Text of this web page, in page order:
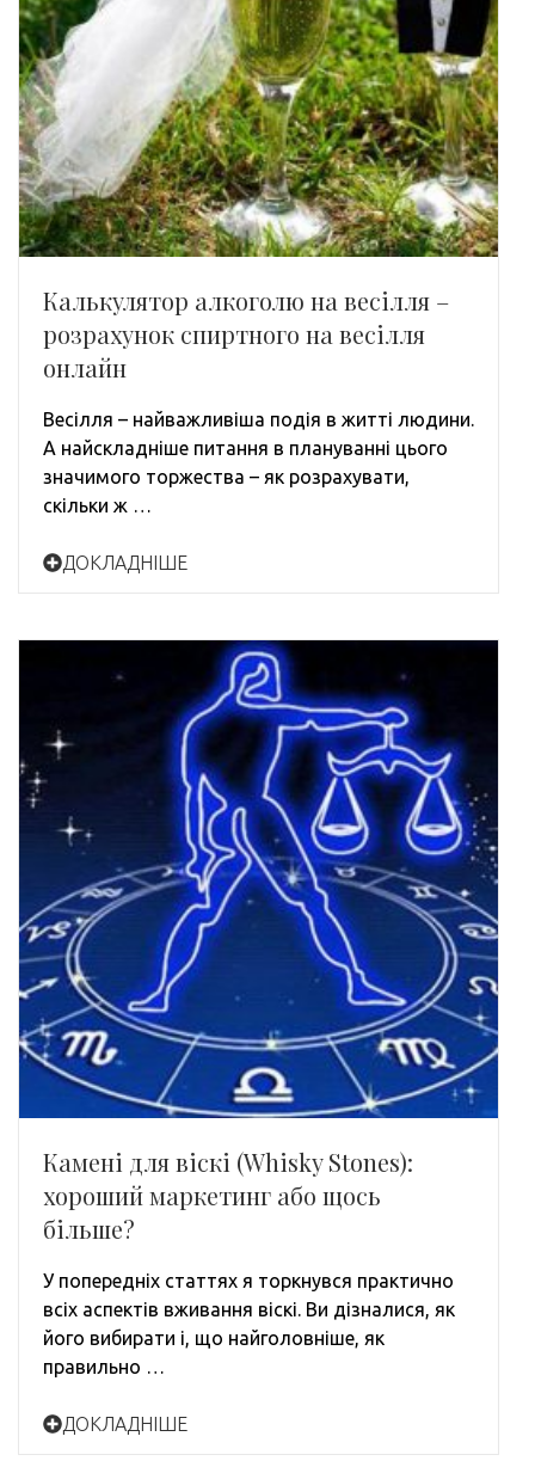
Калькулятор алкоголю на весілля –
розрахунок спиртного на весілля
онлайн
Весілля – найважливіша подія в житті людини.
А найскладніше питання в плануванні цього
значимого торжества – як розрахувати,
скільки ж …
ДОКЛАДНІШЕ
Камені для віскі (Whisky Stones):
хороший маркетинг або щось
більше?
У попередніх статтях я торкнувся практично
всіх аспектів вживання віскі. Ви дізналися, як
його вибирати і, що найголовніше, як
правильно …
ДОКЛАДНІШЕ